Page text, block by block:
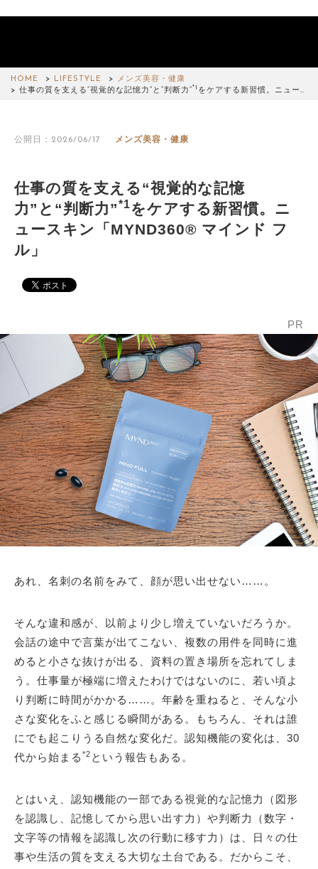
HOME LIFESTYLE
メンズ美容・健康
仕事の質を支える“視覚的な記憶力”と“判断力”*1 をケアする新習慣。ニュー…
公開日：2026/06/17 メンズ美容・健康
仕事の質を支える“視覚的な記憶
力”と“判断力”*1をケアする新習慣。ニ
ュースキン「MYND360® マインド フ
ル」
PR
あれ、名刺の名前をみて、顔が思い出せない……。
そんな違和感が、以前より少し増えていないだろうか。
会話の途中で言葉が出てこない、複数の用件を同時に進
めると小さな抜けが出る、資料の置き場所を忘れてしま
う。仕事量が極端に増えたわけではないのに、若い頃よ
り判断に時間がかかる……。年齢を重ねると、そんな小
さな変化をふと感じる瞬間がある。もちろん、それは誰
にでも起こりうる自然な変化だ。認知機能の変化は、30
代から始まる *2 という報告もある。
とはいえ、認知機能の一部である視覚的な記憶力（図形
を認識し、記憶してから思い出す力）や判断力（数字・
文字等の情報を認識し次の行動に移す力）は、日々の仕
事や生活の質を支える大切な土台である。だからこそ、